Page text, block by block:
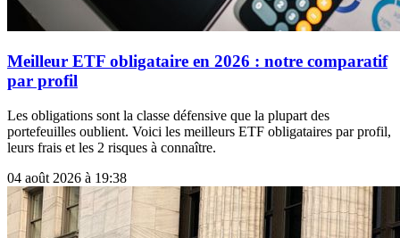
Meilleur ETF obligataire en 2026 : notre comparatif
par profil
Les obligations sont la classe défensive que la plupart des
portefeuilles oublient. Voici les meilleurs ETF obligataires par profil,
leurs frais et les 2 risques à connaître.
04 août 2026 à 19:38